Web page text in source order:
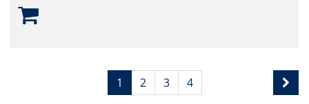
Seiten
blättern
1 2 3 4